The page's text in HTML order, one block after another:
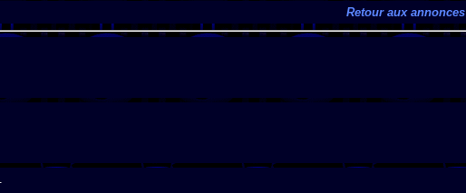
Retour aux annonces